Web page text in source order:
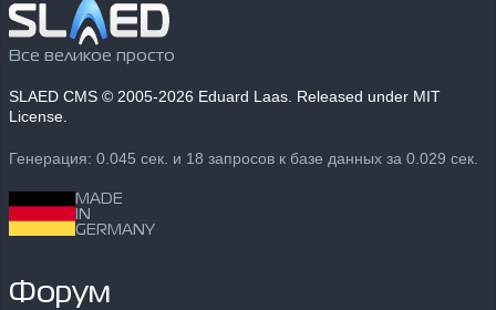
Все великое просто
SLAED CMS © 2005-2026 Eduard Laas. Released under MIT
License.
Генерация: 0.045 сек. и 18 запросов к базе данных за 0.029 сек.
MADE
IN
GERMANY
Форум